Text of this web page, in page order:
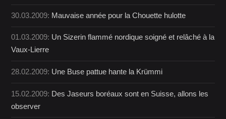
30.03.2009: Mauvaise année pour la Chouette hulotte
01.03.2009: Un Sizerin flammé nordique soigné et relâché à la
Vaux-Lierre
28.02.2009: Une Buse pattue hante la Krümmi
15.02.2009: Des Jaseurs boréaux sont en Suisse, allons les
observer